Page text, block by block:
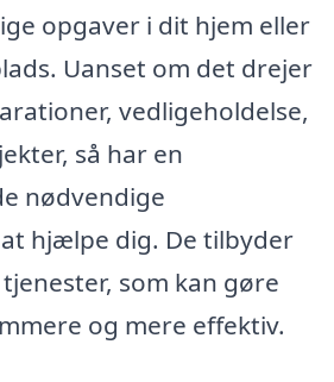
opgaver i dit hjem eller
Uanset om det drejer
vedligeholdelse,
så har en
nødvendige
hjælpe dig. De tilbyder
som kan gøre
og mere effektiv.